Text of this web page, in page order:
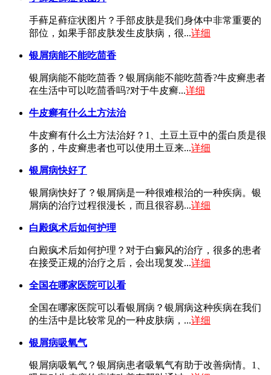
手藓足藓症状图片？手部皮肤是我们身体中非常重要的
部位，如果手部皮肤发生皮肤病，很...详细
银屑病能不能吃茴香
银屑病能不能吃茴香？银屑病能不能吃茴香?牛皮癣患者
在生活中可以吃茴香吗?对于牛皮癣...详细
牛皮癣有什么土方法治
牛皮癣有什么土方法治好？1、土豆土豆中的蛋白质是很
多的，牛皮癣患者也可以使用土豆来...详细
银屑病快好了
银屑病快好了？银屑病是一种很难根治的一种疾病。银
屑病的治疗过程很漫长，而且很容易...详细
白殿疯术后如何护理
白殿疯术后如何护理？对于白癜风的治疗，很多的患者
在接受正规的治疗之后，会出现复发...详细
全国在哪家医院可以看
全国在哪家医院可以看银屑病？银屑病这种疾病在我们
的生活中是比较常见的一种皮肤病，...详细
银屑病吸氧气
银屑病吸氧气？银屑病患者吸氧气有助于改善病情。1、